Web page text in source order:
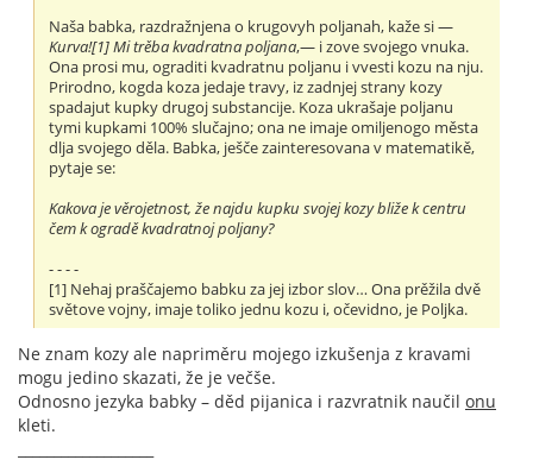
Naša babka, razdražnjena o krugovyh poljanah, kaže si —
Kurva![1] Mi trěba kvadratna poljana,— i zove svojego vnuka.
Ona prosi mu, ograditi kvadratnu poljanu i vvesti kozu na nju.
Prirodno, kogda koza jedaje travy, iz zadnjej strany kozy
spadajut kupky drugoj substancije. Koza ukrašaje poljanu
tymi kupkami 100% slučajno; ona ne imaje omiljenogo města
dlja svojego děla. Babka, ješče zainteresovana v matematikě,
pytaje se:
Kakova je věrojetnost, že najdu kupku svojej kozy bliže k centru
čem k ogradě kvadratnoj poljany?
- - - -
[1] Nehaj praščajemo babku za jej izbor slov… Ona prěžila dvě
světove vojny, imaje toliko jednu kozu i, očevidno, je Poljka.
Ne znam kozy ale napriměru mojego izkušenja z kravami
mogu jedino skazati, že je večše.
Odnosno jezyka babky – děd pijanica i razvratnik naučil onu
kleti.